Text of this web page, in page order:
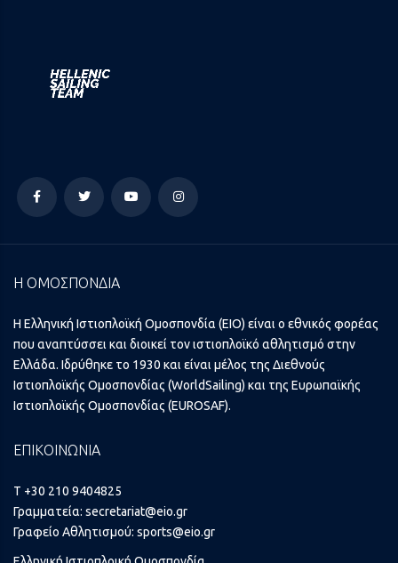
Η ΟΜΟΣΠΟΝΔΙΑ
Η Ελληνική Ιστιοπλοϊκή Ομοσπονδία (ΕΙΟ) είναι ο εθνικός φορέας
που αναπτύσσει και διοικεί τον ιστιοπλοϊκό αθλητισμό στην
Ελλάδα. Ιδρύθηκε το 1930 και είναι μέλος της Διεθνούς
Ιστιοπλοϊκής Ομοσπονδίας (WorldSailing) και της Ευρωπαϊκής
Ιστιοπλοϊκής Ομοσπονδίας (EUROSAF).
ΕΠΙΚΟΙΝΩΝΙΑ
T +30 210 9404825
Γραμματεία: secretariat@eio.gr
Γραφείο Αθλητισμού: sports@eio.gr